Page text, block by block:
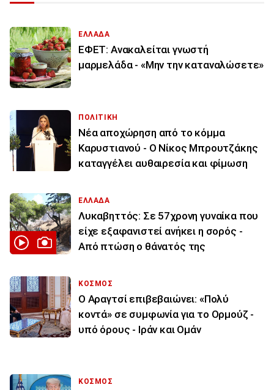
ΕΛΛΑΔΑ
ΕΦΕΤ: Ανακαλείται γνωστή
μαρμελάδα - «Μην την καταναλώσετε»
ΠΟΛΙΤΙΚΗ
Νέα αποχώρηση από το κόμμα
Καρυστιανού - Ο Νίκος Μπρουτζάκης
καταγγέλει αυθαιρεσία και φίμωση
ΕΛΛΑΔΑ
Λυκαβηττός: Σε 57χρονη γυναίκα που
είχε εξαφανιστεί ανήκει η σορός -
Από πτώση ο θάνατός της
ΚΟΣΜΟΣ
Ο Αραγτσί επιβεβαιώνει: «Πολύ
κοντά» σε συμφωνία για το Ορμούζ -
υπό όρους - Ιράν και Ομάν
ΚΟΣΜΟΣ